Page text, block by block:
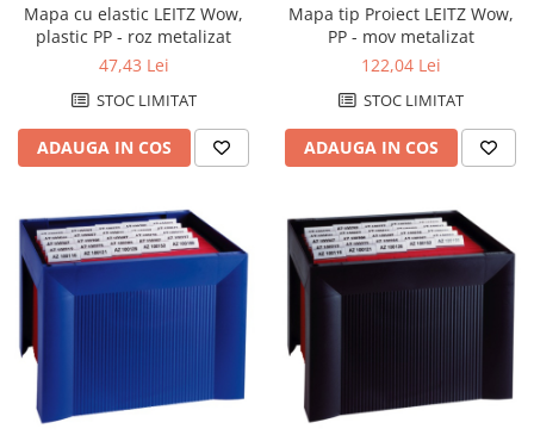
Mapa cu elastic LEITZ Wow,
plastic PP - roz metalizat
47,43 Lei
STOC LIMITAT
ADAUGA IN COS
Mapa tip Proiect LEITZ Wow,
PP - mov metalizat
122,04 Lei
STOC LIMITAT
ADAUGA IN COS